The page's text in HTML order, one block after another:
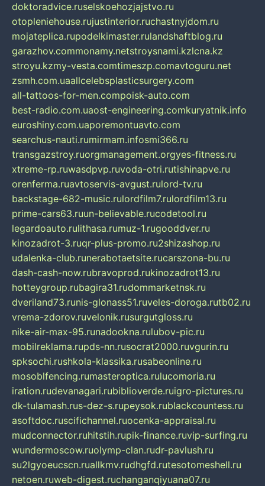
doktoradvice.ruselskoehozjajstvo.ru
otopleniehouse.rujustinterior.ruchastnyjdom.ru
mojateplica.rupodelkimaster.rulandshaftblog.ru
garazhov.commonamy.netstroysnami.kzlcna.kz
stroyu.kzmy-vesta.comtimeszp.comavtoguru.net
zsmh.com.uaallcelebsplasticsurgery.com
all-tattoos-for-men.compoisk-auto.com
best-radio.com.uaost-engineering.comkuryatnik.info
euroshiny.com.uaporemontuavto.com
searchus-nauti.rumirmam.infosmi366.ru
transgazstroy.ruorgmanagement.orgyes-fitness.ru
xtreme-rp.ruwasdpvp.ruvoda-otri.rutishinapve.ru
orenferma.ruavtoservis-avgust.rulord-tv.ru
backstage-682-music.rulordfilm7.rulordfilm13.ru
prime-cars63.ruun-believable.rucodetool.ru
legardoauto.rulithasa.rumuz-1.rugooddver.ru
kinozadrot-3.ruqr-plus-promo.ru2shizashop.ru
udalenka-club.runerabotaetsite.rucarszona-bu.ru
dash-cash-now.rubravoprod.rukinozadrot13.ru
hotteygroup.rubagira31.rudommarketnsk.ru
dveriland73.runis-glonass51.ruveles-doroga.rutb02.ru
vrema-zdorov.ruvelonik.rusurgutgloss.ru
nike-air-max-95.runadookna.rulubov-pic.ru
mobilreklama.rupds-nn.rusocrat2000.ruvgurin.ru
spksochi.rushkola-klassika.rusabeonline.ru
mosoblfencing.rumasteroptica.rulucomoria.ru
iration.rudevanagari.rubiblioverde.ruigro-pictures.ru
dk-tulamash.rus-dez-s.rupeysok.rublackcountess.ru
asoftdoc.ruscifichannel.ruocenka-appraisal.ru
mudconnector.ruhitstih.rupik-finance.ruvip-surfing.ru
wundermoscow.ruolymp-clan.rudr-pavlush.ru
su2lgyoeucscn.ruallkmv.rudhgfd.rutesotomeshell.ru
netoen.ruweb-digest.ruchanganqiyuana07.ru